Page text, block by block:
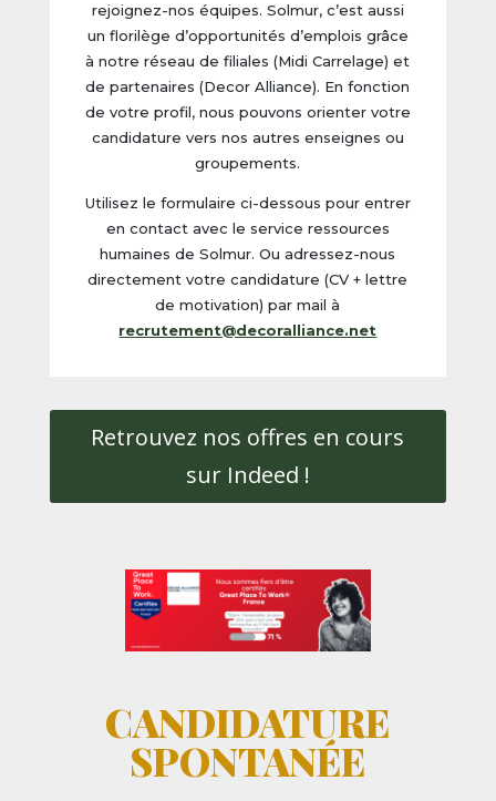
rejoignez-nos équipes. Solmur, c’est aussi
un florilège d’opportunités d’emplois grâce
à notre réseau de filiales (Midi Carrelage) et
de partenaires (Decor Alliance). En fonction
de votre profil, nous pouvons orienter votre
candidature vers nos autres enseignes ou
groupements.
Utilisez le formulaire ci-dessous pour entrer
en contact avec le service ressources
humaines de Solmur. Ou adressez-nous
directement votre candidature (CV + lettre
de motivation) par mail à
recrutement@decoralliance.net
Retrouvez nos offres en cours
sur Indeed !
CANDIDATURE
SPONTANÉE